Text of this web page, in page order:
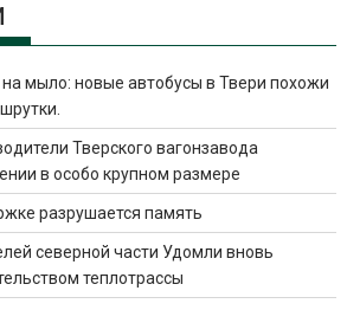
мыло: новые автобусы в Твери похожи
Тверского вагонзавода
в особо крупном размере
разрушается память
северной части Удомли вновь
теплотрассы